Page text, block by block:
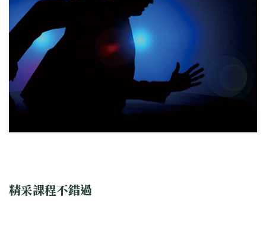
精采課程不錯過